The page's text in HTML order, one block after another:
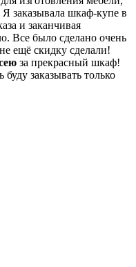
заказывала шкаф-купе в
и заканчивая
Все было сделано очень
ещё скидку сделали!
за прекрасный шкаф!
заказывать только